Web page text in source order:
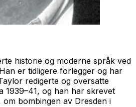
historie og moderne språk ved
er tidligere forlegger og har
redigerte og oversatte
1939–41, og han har skrevet
om bombingen av Dresden i